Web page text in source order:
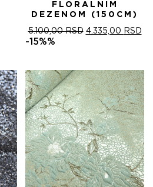
FLORALNIM
DEZENOM (150CM)
5.100,00RSD ОРИГИНАЛНА
5.100,00 RSD.
4.335,00 RSD
-15%%